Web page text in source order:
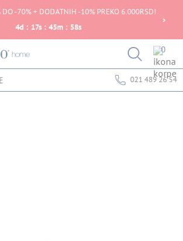
DO -70% + DODATNIH -10% PREKO 6.000RSD!
4d : 17s : 45m : 58s
0
021 489 26 54